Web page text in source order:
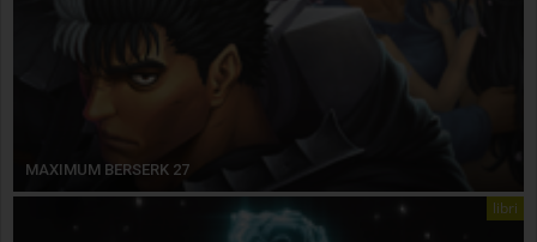
MAXIMUM BERSERK 27
libri